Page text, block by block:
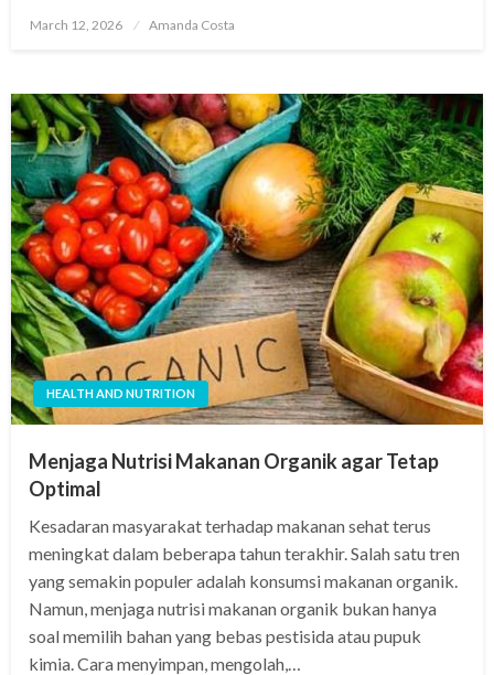
Posted
March 12, 2026 Amanda Costa
HEALTH AND NUTRITION
Menjaga Nutrisi Makanan Organik agar Tetap
Optimal
Kesadaran masyarakat terhadap makanan sehat terus
meningkat dalam beberapa tahun terakhir. Salah satu tren
yang semakin populer adalah konsumsi makanan organik.
Namun, menjaga nutrisi makanan organik bukan hanya
soal memilih bahan yang bebas pestisida atau pupuk
kimia. Cara menyimpan, mengolah,…